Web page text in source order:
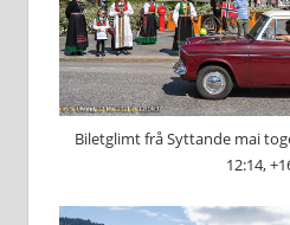
Biletglimt frå Syttande mai
12:14,